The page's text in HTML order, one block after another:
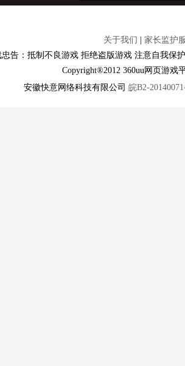
关于我们
家长监护
告：抵制不良游戏 拒绝盗版游戏 注意自我保
Copyright®2012 360uu网页游
安徽快意网络科技有限公司 皖B2-